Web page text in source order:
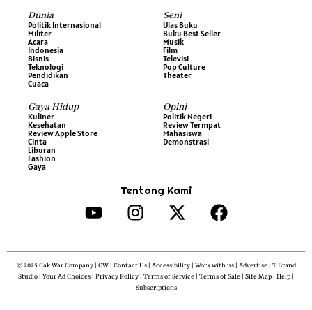
Dunia
Politik Internasional
Militer
Acara
Indonesia
Bisnis
Teknologi
Pendidikan
Cuaca
Seni
Ulas Buku
Buku Best Seller
Musik
Film
Televisi
Pop Culture
Theater
Gaya Hidup
Kuliner
Kesehatan
Review Apple Store
Cinta
Liburan
Fashion
Gaya
Opini
Politik Negeri
Review Termpat
Mahasiswa
Demonstrasi
Tentang Kami
© 2025 Cak War Company | CW | Contact Us | Accessibility | Work with us | Advertise | T Brand
Studio | Your Ad Choices | Privacy Policy | Terms of Service | Terms of Sale | Site Map | Help |
Subscriptions